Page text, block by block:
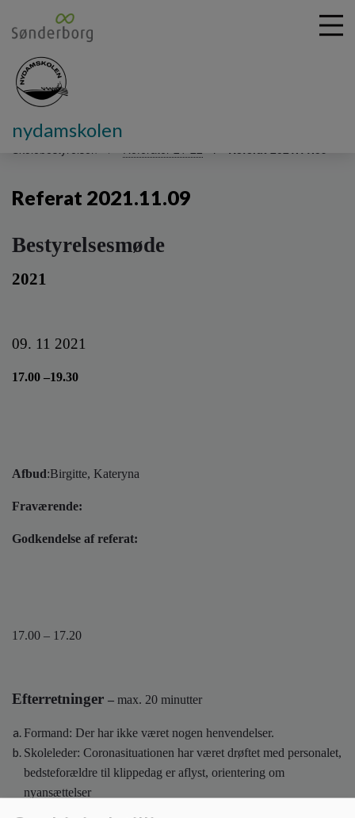
nydamskolen
Skolebestyrelsen Referater 21-22 Referat 2021.11.09
Referat 2021.11.09
Bestyrelsesmøde
2021
09. 11 2021
17.00 –19.30
Afbud:Birgitte, Kateryna
Fraværende:
Godkendelse af referat:
17.00 – 17.20
Efterretninger – max. 20 minutter
Formand: Der har ikke været nogen henvendelser.
Skoleleder: Coronasituationen har været drøftet med personalet,
bedsteforældre til klippedag er aflyst, orientering om
nyansættelser